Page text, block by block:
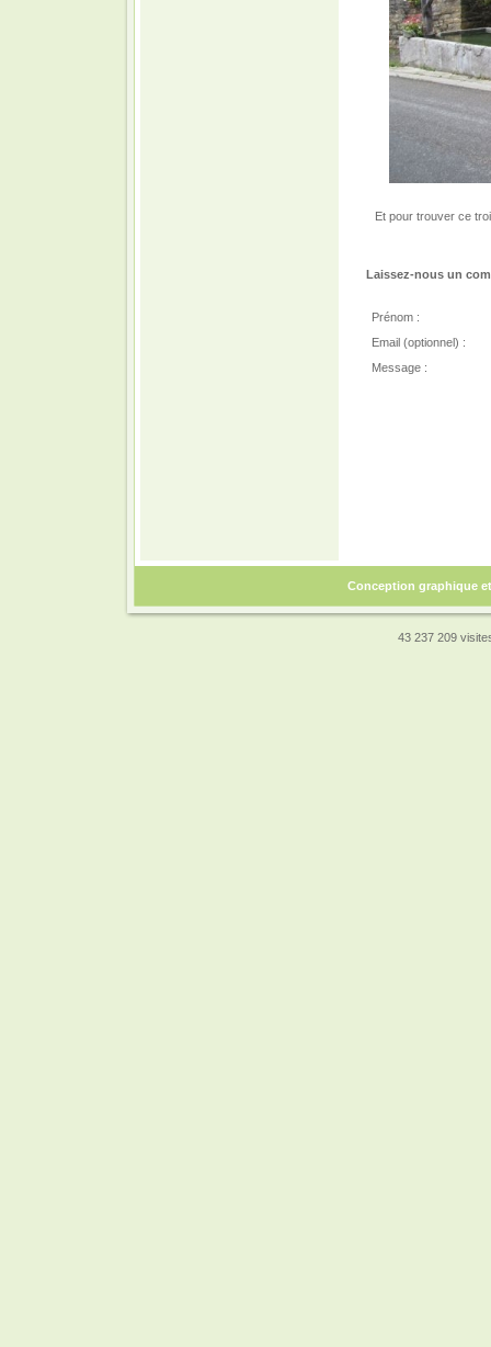
Et pour trouver ce
Laissez-nous un
Prénom :
Email (optionnel) :
Message :
Conception graphique
43 237 209